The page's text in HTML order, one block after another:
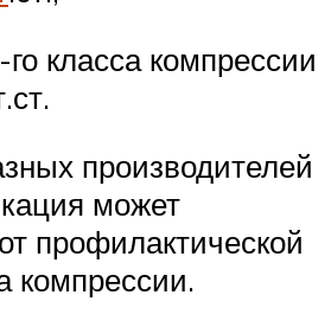
класса компрессии
производителей
может
профилактической
компрессии.